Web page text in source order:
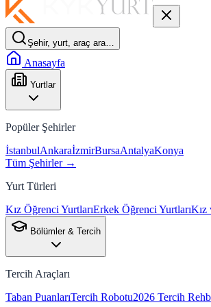
Şehir, yurt, araç ara…
Anasayfa
Yurtlar
Popüler Şehirler
İstanbulAnkaraİzmirBursaAntalyaKonya
Tüm Şehirler →
Yurt Türleri
Kız Öğrenci YurtlarıErkek Öğrenci YurtlarıKız
Bölümler & Tercih
Tercih Araçları
Taban PuanlarıTercih Robotu2026 Tercih